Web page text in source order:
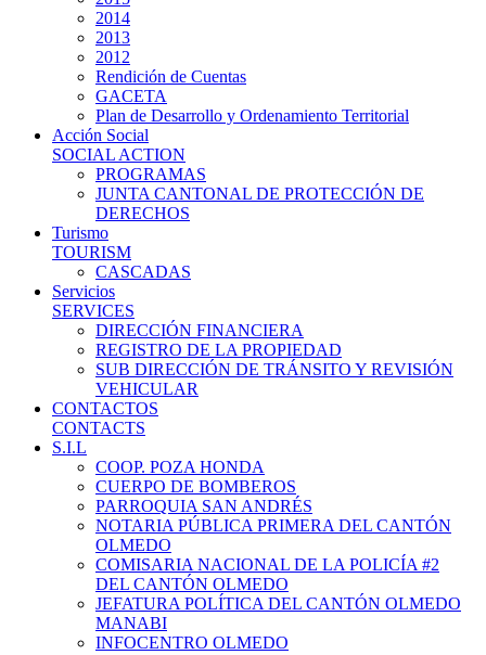
2014
2013
2012
Rendición de Cuentas
GACETA
Plan de Desarrollo y Ordenamiento Territorial
Acción Social
SOCIAL ACTION
PROGRAMAS
JUNTA CANTONAL DE PROTECCIÓN DE
DERECHOS
Turismo
TOURISM
CASCADAS
Servicios
SERVICES
DIRECCIÓN FINANCIERA
REGISTRO DE LA PROPIEDAD
SUB DIRECCIÓN DE TRÁNSITO Y REVISIÓN
VEHICULAR
CONTACTOS
CONTACTS
S.I.L
COOP. POZA HONDA
CUERPO DE BOMBEROS
PARROQUIA SAN ANDRÉS
NOTARIA PÚBLICA PRIMERA DEL CANTÓN
OLMEDO
COMISARIA NACIONAL DE LA POLICÍA #2
DEL CANTÓN OLMEDO
JEFATURA POLÍTICA DEL CANTÓN OLMEDO
MANABI
INFOCENTRO OLMEDO